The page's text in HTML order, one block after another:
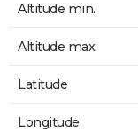
Altitude min.
Altitude max.
Latitude
Longitude